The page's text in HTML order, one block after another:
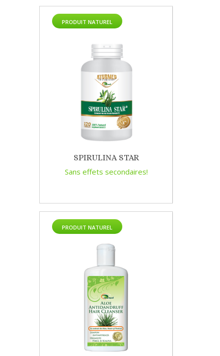
PRODUIT NATUREL
SPIRULINA STAR
Sans effets secondaires!
PRODUIT NATUREL